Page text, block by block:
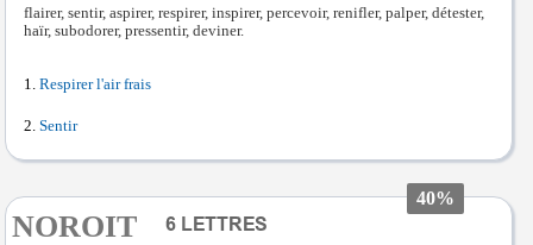
flairer, sentir, aspirer, respirer, inspirer, percevoir, renifler, palper, détester,
haïr, subodorer, pressentir, deviner.
Respirer l'air frais
Sentir
40%
NOROIT